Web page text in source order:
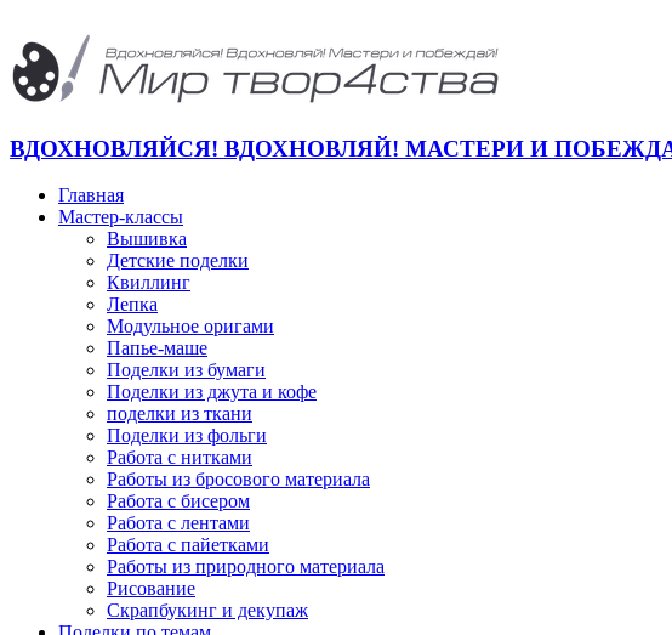
ВДОХНОВЛЯЙСЯ! ВДОХНОВЛЯЙ! МАСТЕРИ И
Главная
Мастер-классы
Вышивка
Детские поделки
Квиллинг
Лепка
Модульное оригами
Папье-маше
Поделки из бумаги
Поделки из джута и кофе
поделки из ткани
Поделки из фольги
Работа с нитками
Работы из бросового материала
Работа с бисером
Работа с лентами
Работа с пайетками
Работы из природного материала
Рисование
Скрапбукинг и декупаж